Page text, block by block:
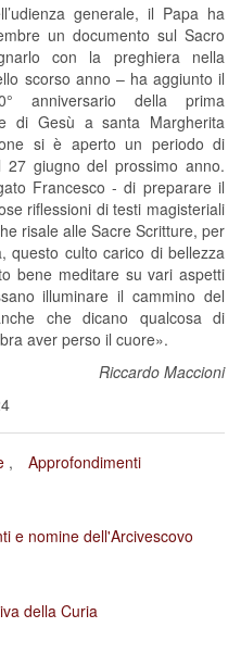
generale, il Papa ha
un documento sul Sacro
con la preghiera nella
scorso anno – ha aggiunto il
anniversario della prima
di Gesù a santa Margherita
si è aperto un periodo di
giugno del prossimo anno.
Francesco - di preparare il
riflessioni di testi magisteriali
risale alle Sacre Scritture, per
questo culto carico di bellezza
bene meditare su vari aspetti
illuminare il cammino del
che dicano qualcosa di
aver perso il cuore».
Riccardo Maccioni
Approfondimenti
e nomine dell'Arcivescovo
della Curia